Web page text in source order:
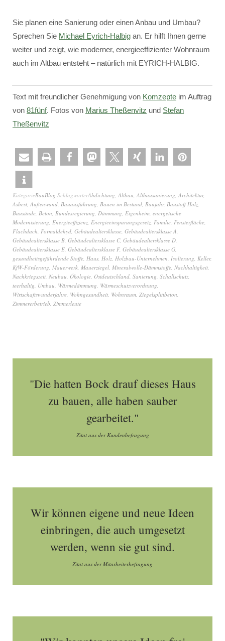
Sie planen eine Sanierung oder einen Anbau und Umbau?
Sprechen Sie Michael Eyrich-Halbig an. Er hilft Ihnen gerne
weiter und zeigt, wie moderner, energieeffizienter Wohnraum
auch im Altbau entsteht – natürlich mit EYRICH-HALBIG.
Text mit freundlicher Genehmigung von Komzepte im Auftrag
von 81fünf. Fotos von Marius Theßenvitz und Stefan
Theßenvitz
KategorieBauBlog SchlagwörterAbdichtung, Altbau, Altbausanierung, Architektur,
Asbest, Außenwand, Bauausführung, Bauen im Bestand, Baujahr, Baustoff Holz,
Bausünde, Beton, Bundesregierung, Dämmung, Eigenheim, energetische
Modernisierung, Energieeffizienz, Energieeinsparungsgesetz, Familie, Fensterfläche,
Flachdach, Formaldehyd, Gebäudealtersklasse, Gebäudealtersklasse A,
Gebäudealtersklasse B, Gebäudealtersklasse C, Gebäudealtersklasse D,
Gebäudealtersklasse E, Gebäudealtersklasse F, Gebäudealtersklasse G,
gesundheitsgefährdende Stoffe, Haus, Holz, Holzbau-Unternehmen, Isolierung, Keller,
KfW-Förderung, Mauerwerk, Mauerziegel, Mineralwolle-Dämmstoffe, Nachhaltigkeit,
Nachkriegszeit, Neubau, Ökologie, Ostdeutschland, Sanierung, Schallschutz,
teerhaltig, Umbau, Wärmedämmung, Wärmeschutzverordnung,
Wirtschaftswunderjahre, Wohngesundheit, Wohnraum, Ziegelsplittbeton,
Zimmererbetrieb, Zimmerleute
"Die hatten Bock drauf dieses Haus
zu bauen, alle haben sauber
gearbeitet."
Zitat aus der Kundenbefragung
Wir können eigene und neue Ideen
einbringen, die auch umgesetzt
werden, wenn sie gut sind.
Zitat aus der Mitarbeiterbefragung